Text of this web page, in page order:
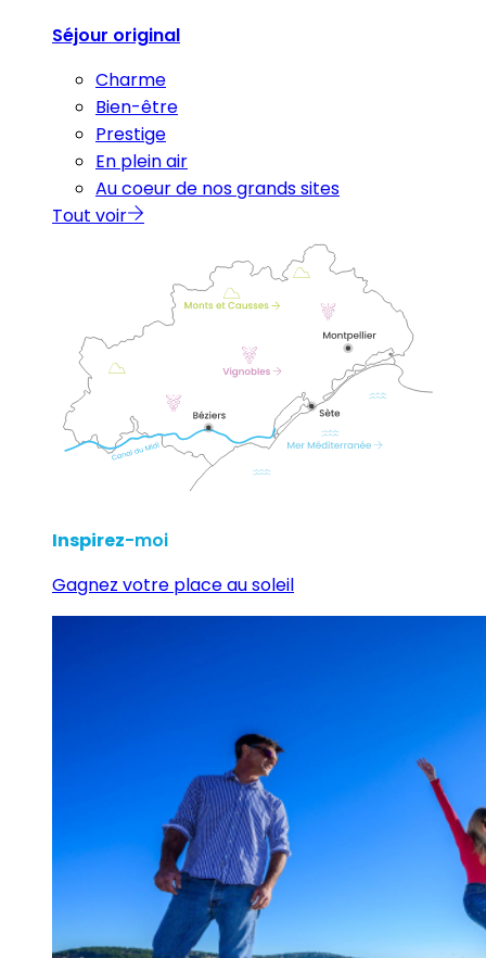
Séjour original
Charme
Bien-être
Prestige
En plein air
Au coeur de nos grands sites
Tout voir
Inspirez-moi
Gagnez votre place au soleil